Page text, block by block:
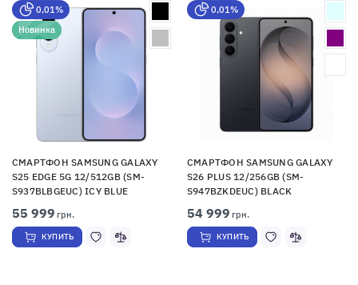
0,01%
Новинка
СМАРТФОН SAMSUNG GALAXY
S25 EDGE 5G 12/512GB (SM-
S937BLBGEUC) ICY BLUE
55 999 грн.
КУПИТЬ
0,01%
СМАРТФОН SAMSUNG GALAXY
S26 PLUS 12/256GB (SM-
S947BZKDEUC) BLACK
54 999 грн.
КУПИТЬ